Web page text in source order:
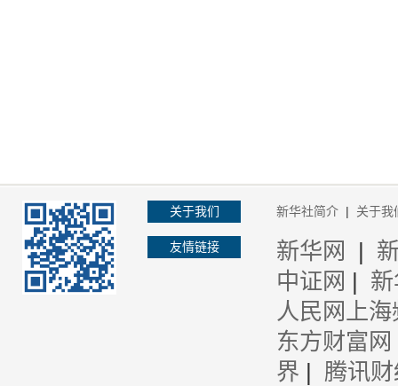
关于我们
友情链接
新华社简介 | 关于我
新华网 |
中证网 |
人民网上
东方财富网
界 | 腾讯